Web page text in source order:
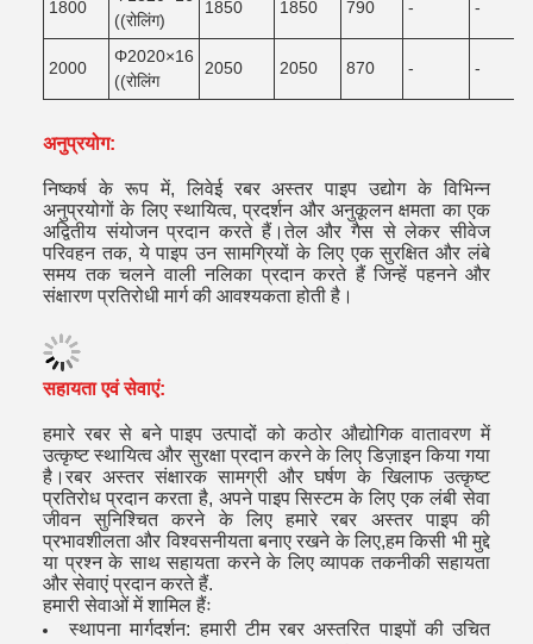
1800
((रोलिंग)
1850 1850 790 - -
2000
Φ2020×16
((रोलिंग
2050 2050 870 - -
अनुप्रयोग:
निष्कर्ष के रूप में, लिवेई रबर अस्तर पाइप उद्योग के विभिन्न
अनुप्रयोगों के लिए स्थायित्व, प्रदर्शन और अनुकूलन क्षमता का एक
अद्वितीय संयोजन प्रदान करते हैं।तेल और गैस से लेकर सीवेज
परिवहन तक, ये पाइप उन सामग्रियों के लिए एक सुरक्षित और लंबे
समय तक चलने वाली नलिका प्रदान करते हैं जिन्हें पहनने और
संक्षारण प्रतिरोधी मार्ग की आवश्यकता होती है।
सहायता एवं सेवाएं:
हमारे रबर से बने पाइप उत्पादों को कठोर औद्योगिक वातावरण में
उत्कृष्ट स्थायित्व और सुरक्षा प्रदान करने के लिए डिज़ाइन किया गया
है।रबर अस्तर संक्षारक सामग्री और घर्षण के खिलाफ उत्कृष्ट
प्रतिरोध प्रदान करता है, अपने पाइप सिस्टम के लिए एक लंबी सेवा
जीवन सुनिश्चित करने के लिए हमारे रबर अस्तर पाइप की
प्रभावशीलता और विश्वसनीयता बनाए रखने के लिए,हम किसी भी मुद्दे
या प्रश्न के साथ सहायता करने के लिए व्यापक तकनीकी सहायता
और सेवाएं प्रदान करते हैं.
हमारी सेवाओं में शामिल हैंः
स्थापना मार्गदर्शन: हमारी टीम रबर अस्तरित पाइपों की उचित